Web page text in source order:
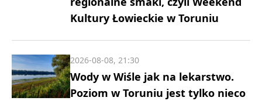
Kultury Łowieckie w Toruniu
Wody w Wiśle jak na lekarstwo.
Poziom w Toruniu jest tylko nieco
2026-08-08, 21:30